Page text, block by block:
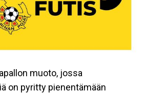
muoto, jossa
on pyritty pienentämään